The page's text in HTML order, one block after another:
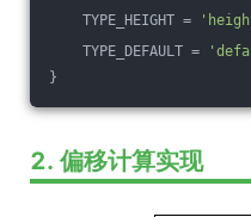
TYPE_HEIGHT =
TYPE_DEFAULT =
}
2. 偏移计算实现